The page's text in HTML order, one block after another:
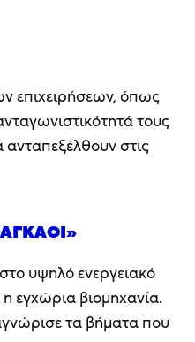
επιχειρήσεων, όπως
τους
ανταπεξέλθουν στις
υψηλό ενεργειακό
εγχώρια βιομηχανία.
τα βήματα που